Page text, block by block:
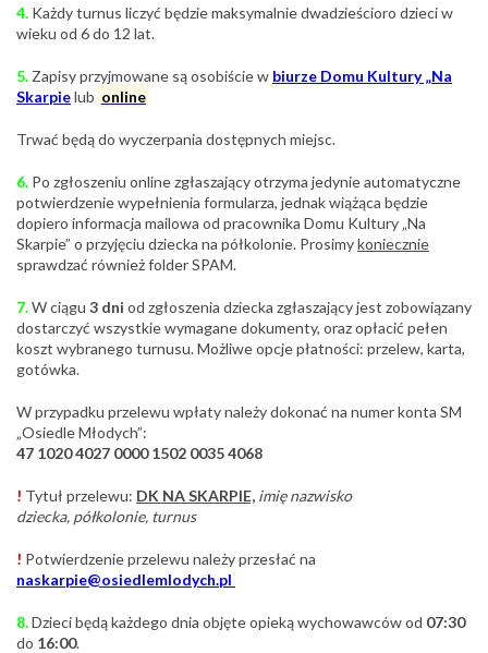
4. Każdy turnus liczyć będzie maksymalnie dwadzieścioro dzieci w
wieku od 6 do 12 lat.
5. Zapisy przyjmowane są osobiście w biurze Domu Kultury „Na
Skarpielub online
Trwać będą do wyczerpania dostępnych miejsc.
6. Po zgłoszeniu online zgłaszający otrzyma jedynie automatyczne
potwierdzenie wypełnienia formularza, jednak wiążąca będzie
dopiero informacja mailowa od pracownika Domu Kultury „Na
Skarpie” o przyjęciu dziecka na półkolonie. Prosimykoniecznie
sprawdzać również folder SPAM.
7.W ciągu 3 dni od zgłoszenia dziecka zgłaszający jest zobowiązany
dostarczyć wszystkie wymagane dokumenty, oraz opłacić pełen
koszt wybranego turnusu. Możliwe opcje płatności: przelew, karta,
gotówka.
W przypadku przelewu wpłaty należy dokonać na numer konta SM
„Osiedle Młodych”:
47 1020 4027 0000 1502 0035 4068
! Tytuł przelewu: DK NA SKARPIE, imię nazwisko
dziecka, półkolonie, turnus
! Potwierdzenie przelewu należy przesłać na
naskarpie@osiedlemlodych.pl
8.Dzieci będą każdego dnia objęte opieką wychowawców od 07:30
do 16:00.